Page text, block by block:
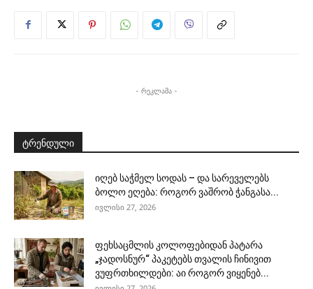
- რეკლამა -
ტრენდული
იღებ საჭმელ სოდას – და სარეველებს
ბოლო ეღება: როგორ ვაშრობ ჭანგასა...
ივლისი 27, 2026
ფეხსაცმლის კოლოფებიდან პატარა
„ჯადოსნურ“ პაკეტებს თვალის ჩინივით
ვუფრთხილდები: აი როგორ ვიყენებ...